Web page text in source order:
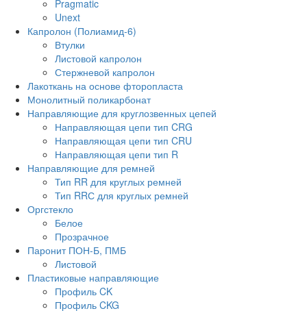
Pragmatic
Unext
Капролон (Полиамид-6)
Втулки
Листовой капролон
Стержневой капролон
Лакоткань на основе фторопласта
Монолитный поликарбонат
Направляющие для круглозвенных цепей
Направляющая цепи тип CRG
Направляющая цепи тип CRU
Направляющая цепи тип R
Направляющие для ремней
Тип RR для круглых ремней
Тип RRС для круглых ремней
Оргстекло
Белое
Прозрачное
Паронит ПОН-Б, ПМБ
Листовой
Пластиковые направляющие
Профиль CK
Профиль CKG